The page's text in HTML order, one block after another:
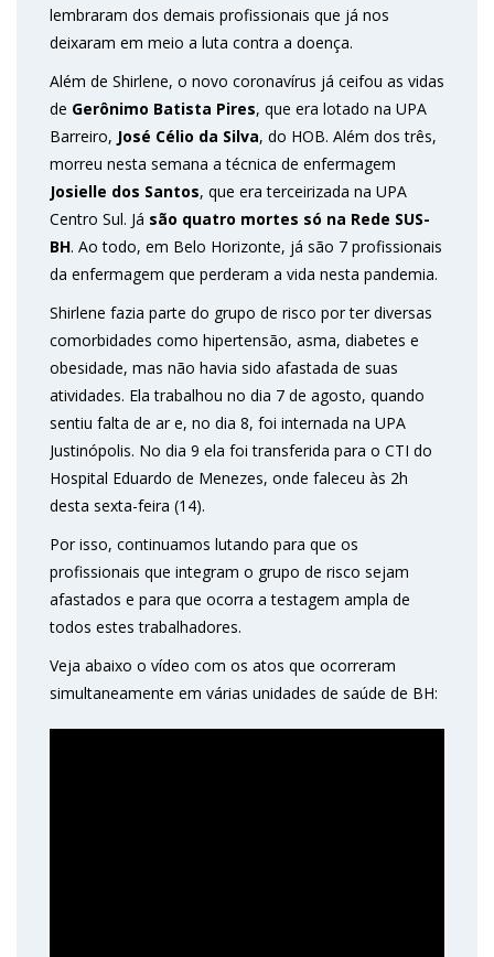
lembraram dos demais profissionais que já nos
deixaram em meio a luta contra a doença.
Além de Shirlene, o novo coronavírus já ceifou as vidas
de Gerônimo Batista Pires, que era lotado na UPA
Barreiro, José Célio da Silva, do HOB. Além dos três,
morreu nesta semana a técnica de enfermagem
Josielle dos Santos, que era terceirizada na UPA
Centro Sul. Já são quatro mortes só na Rede SUS-
BH. Ao todo, em Belo Horizonte, já são 7 profissionais
da enfermagem que perderam a vida nesta pandemia.
Shirlene fazia parte do grupo de risco por ter diversas
comorbidades como hipertensão, asma, diabetes e
obesidade, mas não havia sido afastada de suas
atividades. Ela trabalhou no dia 7 de agosto, quando
sentiu falta de ar e, no dia 8, foi internada na UPA
Justinópolis. No dia 9 ela foi transferida para o CTI do
Hospital Eduardo de Menezes, onde faleceu às 2h
desta sexta-feira (14).
Por isso, continuamos lutando para que os
profissionais que integram o grupo de risco sejam
afastados e para que ocorra a testagem ampla de
todos estes trabalhadores.
Veja abaixo o vídeo com os atos que ocorreram
simultaneamente em várias unidades de saúde de BH: